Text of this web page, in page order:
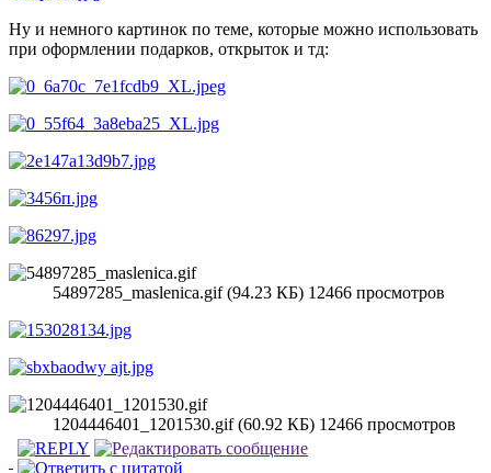
Ну и немного картинок по теме, которые можно использовать
при оформлении подарков, открыток и тд:
54897285_maslenica.gif (94.23 КБ) 12466 просмотров
1204446401_1201530.gif (60.92 КБ) 12466 просмотров